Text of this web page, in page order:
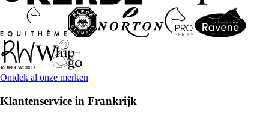
Ontdek al onze merken
Klantenservice in Frankrijk